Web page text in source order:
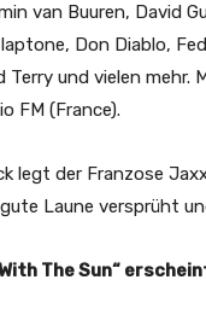
van Buuren, David
Don Diablo,
Terry und vielen
FM (France).
legt der Franzose
Laune versprüht
The Sun“